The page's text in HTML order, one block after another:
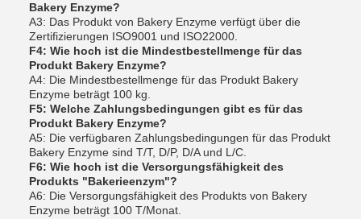
Bakery Enzyme?
A3: Das Produkt von Bakery Enzyme verfügt über die
Zertifizierungen ISO9001 und ISO22000.
F4: Wie hoch ist die Mindestbestellmenge für das
Produkt Bakery Enzyme?
A4: Die Mindestbestellmenge für das Produkt Bakery
Enzyme beträgt 100 kg.
F5: Welche Zahlungsbedingungen gibt es für das
Produkt Bakery Enzyme?
A5: Die verfügbaren Zahlungsbedingungen für das Produkt
Bakery Enzyme sind T/T, D/P, D/A und L/C.
F6: Wie hoch ist die Versorgungsfähigkeit des
Produkts "Bakerieenzym"?
A6: Die Versorgungsfähigkeit des Produkts von Bakery
Enzyme beträgt 100 T/Monat.